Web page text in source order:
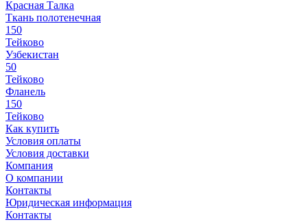
Красная Талка
Ткань полотенечная
150
Тейково
Узбекистан
50
Тейково
Фланель
150
Тейково
Как купить
Условия оплаты
Условия доставки
Компания
О компании
Контакты
Юридическая информация
Контакты